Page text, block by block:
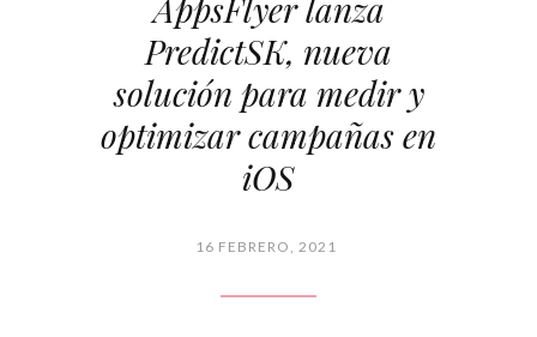
AppsFlyer lanza
PredictSK, nueva
solución para medir y
optimizar campañas en
iOS
16 FEBRERO, 2021